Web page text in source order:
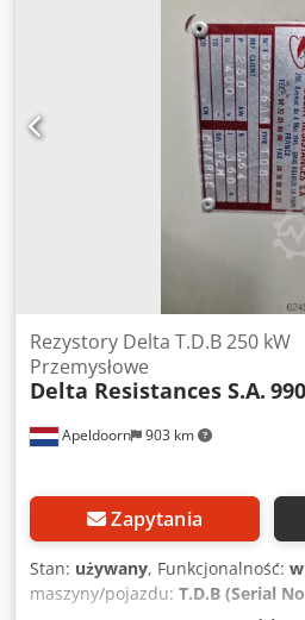
Moc znamionowa: 300 kW przy
Rezystancja: 0,533 oma - Cykl
nadają się do ciężkich
do testowania obciążenia
obciążeniowe), systemów
hamowania silników oraz
elektrycznego. Jednostki
Eprefx Abteck Logistyka: Obie
zapakowane i przechowywane
ułatwia transport. Wymiary
(szerokość) x 35 cm (głębokość) x
życzenie możliwa jest organizacja
Możliwość inspekcji po
Apeldoorn 903 km
Rezystory Delta T.D.B 250 kW
Przemysłowe
Delta Resistances S.A.
Zapytania
Stan: używany, Funkcjonalność:
maszyny/pojazdu: T.D.B (Serial